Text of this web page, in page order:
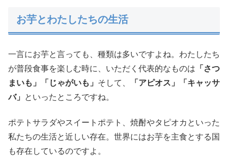
お芋とわたしたちの生活
一言にお芋と言っても、種類は多いですよね。わたしたち
が普段食事を楽しむ時に、いただく代表的なものは 「さつ
まいも」「じゃがいも」 そして、
「アピオス」「キャッサ
バ」
といったところですね。
ポテトサラダやスイートポテト、焼酎やタピオカといった
私たちの生活と近しい存在。世界にはお芋を主食とする国
も存在しているのですよ。